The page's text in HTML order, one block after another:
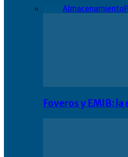
Almacenamiento
Foveros y EMIB: